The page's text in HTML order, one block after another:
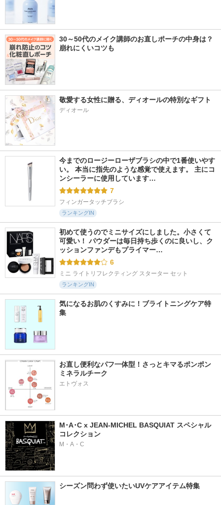
30～50代のメイク講師のお直しポーチの中身は？
崩れにくいコツも
敬愛する女性に贈る、ディオールの特別なギフト
ディオール
今までのロージーローザブラシの中で1番使いやす
い。 本当に指先のような感覚で使えます。 主にコ
ンシーラーに使用しています…
7
フィンガータッチブラシ
ランキングIN
初めて使うのでミニサイズにしました。小さくて
可愛い！ パウダーは毎日持ち歩くのに良いし、ク
ッションファンデもプライマー…
6
ミニ ライトリフレクティング スターター セット
ランキングIN
気になるお肌のくすみに！ブライトニングケア特
集
お直し便利なパフ一体型！さっとキマるポンポン
ミネラルチーク
エトヴォス
M･A･C x JEAN-MICHEL BASQUIAT スペシャル
コレクション
M・A・C
シーズン問わず使いたいUVケアアイテム特集